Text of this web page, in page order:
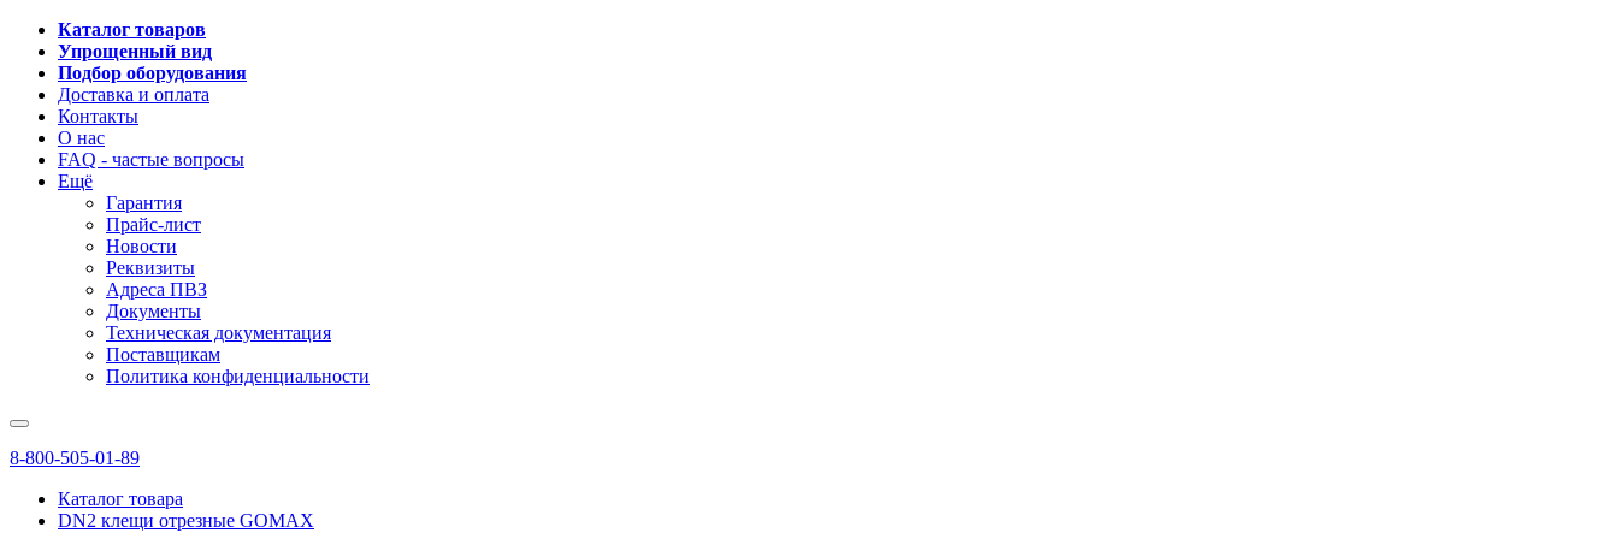
Каталог товаров
Упрощенный вид
Подбор оборудования
Доставка и оплата
Контакты
О нас
FAQ - частые вопросы
Ещё
Гарантия
Прайс-лист
Новости
Реквизиты
Адреса ПВЗ
Документы
Техническая документация
Поставщикам
Политика конфиденциальности
8-800-505-01-89
Каталог товара
DN2 клещи отрезные GOMAX